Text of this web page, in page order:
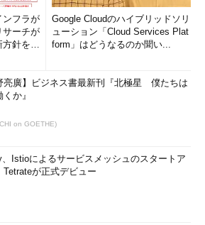
ンフラが
サーチが
針を調
Google Cloudのハイブリッドソリ
ューション「Cloud Services Plat
form」はどうなるのか聞い...
亮廣】ビジネス書最新刊『北極星 僕たちは
か』
on GOETHE)
、Istioによるサービスメッシュのスタートア
Tetrateが正式デビュー